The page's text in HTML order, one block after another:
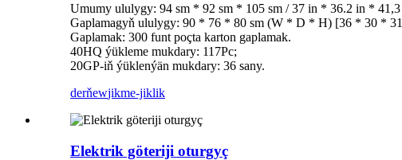
Umumy ululygy: 94 sm * 92 sm * 105 sm / 37 in * 36.2 in *
Gaplamagyň ululygy: 90 * 76 * 80 sm (W * D * H) [36 * 30 *
Gaplamak: 300 funt poçta karton gaplamak.
40HQ ýükleme mukdary: 117Pc;
20GP-iň ýüklenýän mukdary: 36 sany.
derňewjikme-jiklik
Elektrik göteriji oturgyç